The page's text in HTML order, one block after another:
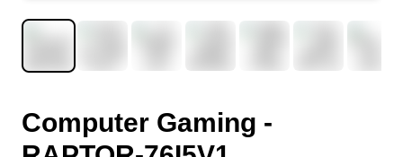
Computer Gaming -